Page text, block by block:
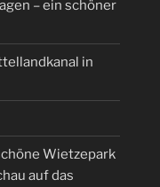
– ein schöner
in
Wietzepark
auf das